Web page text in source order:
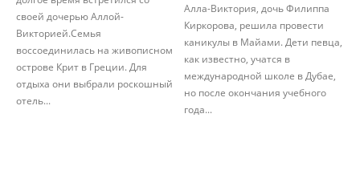
своей дочерью Аллой-
Викторией.Семья
воссоединилась на живописном
острове Крит в Греции. Для
отдыха они выбрали роскошный
отель...
Алла-Виктория, дочь Филиппа
Киркорова, решила провести
каникулы в Майами. Дети певца,
как известно, учатся в
международной школе в Дубае,
но после окончания учебного
года...